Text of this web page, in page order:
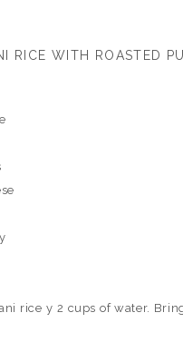
RICE WITH ROASTED
rice y 2 cups of water.